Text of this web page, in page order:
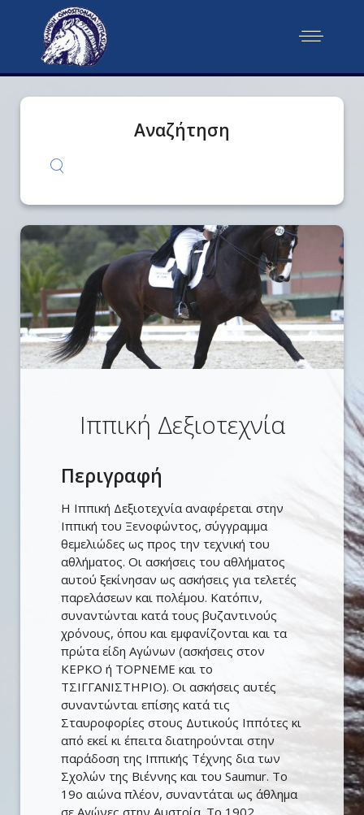
Αναζήτηση
Ιππική Δεξιοτεχνία
Περιγραφή
Η Ιππική Δεξιοτεχνία αναφέρεται στην
Ιππική του Ξενοφώντος, σύγγραμμα
θεμελιώδες ως προς την τεχνική του
αθλήματος. Οι ασκήσεις του αθλήματος
αυτού ξεκίνησαν ως ασκήσεις για τελετές
παρελάσεων και πολέμου. Κατόπιν,
συναντώνται κατά τους βυζαντινούς
χρόνους, όπου και εμφανίζονται και τα
πρώτα είδη Αγώνων (ασκήσεις στον
ΚΕΡΚΟ ή ΤΟΡΝΕΜΕ και το
ΤΣΙΓΓΑΝΙΣΤΗΡΙΟ). Οι ασκήσεις αυτές
συναντώνται επίσης κατά τις
Σταυροφορίες στους Δυτικούς Ιππότες κι
από εκεί κι έπειτα διατηρούνται στην
παράδοση της Ιππικής Τέχνης δια των
Σχολών της Βιέννης και του Saumur. Tο
19ο αιώνα πλέον, συναντάται ως άθλημα
σε Αγώνες στην Αυστρία. Το 1902